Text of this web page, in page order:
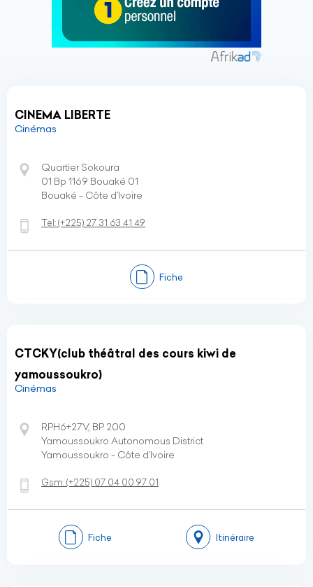
CINEMA LIBERTE
Cinémas
Quartier Sokoura
01 Bp 1169 Bouaké 01
Bouaké - Côte d’Ivoire
Tel:(+225) 27 31 63 41 49
Fiche
CTCKY(club théâtral des cours kiwi de
yamoussoukro)
Cinémas
RPH6+27V, BP 200
Yamoussoukro Autonomous District
Yamoussoukro - Côte d’Ivoire
Gsm:(+225) 07 04 00 97 01
Fiche Itinéraire